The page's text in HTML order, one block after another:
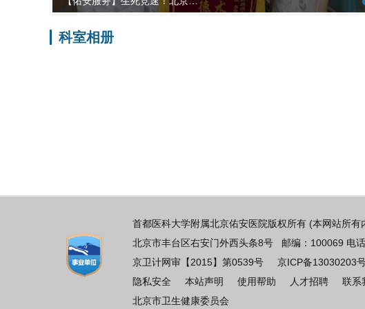
科室相册
首都医科大学附属北京佑安医院版权所有 (本网站所
北京市丰台区右安门外西头条8号 邮编：100069 电
京卫计网审【2015】第0539号 京ICP备13030203
隐私安全
本站声明 使用帮助 人才招聘 联系
北京市卫生健康委员会